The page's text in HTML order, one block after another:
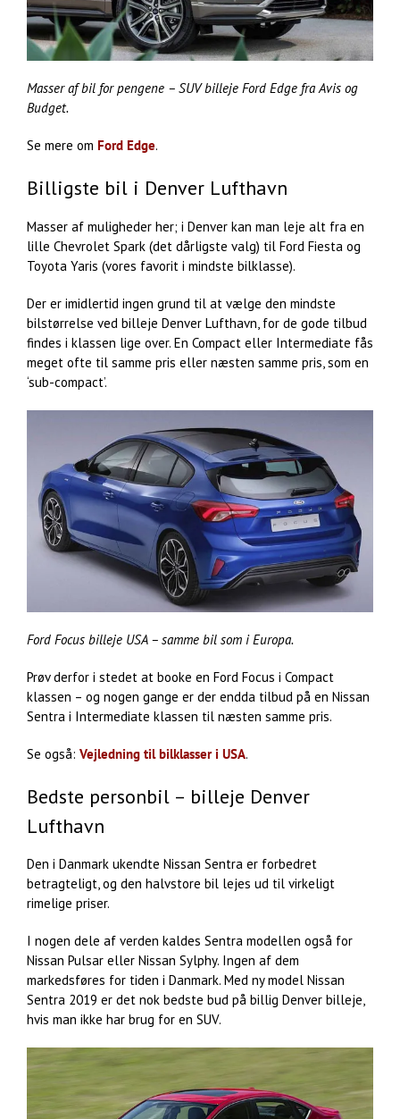
Masser af bil for pengene – SUV billeje Ford Edge fra Avis og
Budget.
Se mere om Ford Edge.
Billigste bil i Denver Lufthavn
Masser af muligheder her; i Denver kan man leje alt fra en
lille Chevrolet Spark (det dårligste valg) til Ford Fiesta og
Toyota Yaris (vores favorit i mindste bilklasse).
Der er imidlertid ingen grund til at vælge den mindste
bilstørrelse ved billeje Denver Lufthavn, for de gode tilbud
findes i klassen lige over. En Compact eller Intermediate fås
meget ofte til samme pris eller næsten samme pris, som en
‘sub-compact’.
Ford Focus billeje USA – samme bil som i Europa.
Prøv derfor i stedet at booke en Ford Focus i Compact
klassen – og nogen gange er der endda tilbud på en Nissan
Sentra i Intermediate klassen til næsten samme pris.
Se også: Vejledning til bilklasser i USA.
Bedste personbil – billeje Denver
Lufthavn
Den i Danmark ukendte Nissan Sentra er forbedret
betragteligt, og den halvstore bil lejes ud til virkeligt
rimelige priser.
I nogen dele af verden kaldes Sentra modellen også for
Nissan Pulsar eller Nissan Sylphy. Ingen af dem
markedsføres for tiden i Danmark. Med ny model Nissan
Sentra 2019 er det nok bedste bud på billig Denver billeje,
hvis man ikke har brug for en SUV.